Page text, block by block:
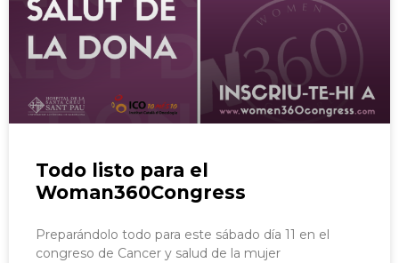
Todo listo para el
Woman360Congress
Preparándolo todo para este sábado día 11 en el
congreso de Cancer y salud de la mujer